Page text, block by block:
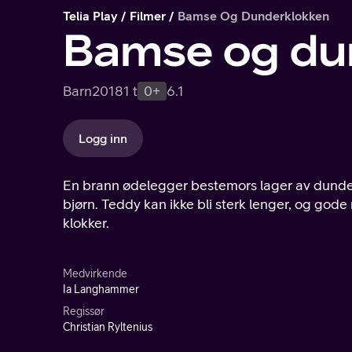
Telia Play Filmer Bamse Og Dunderklokken
Bamse og
Barn20181 t 0+ 6.1
Logg inn
En brann ødelegger bestemors lager av
bjørn. Teddy kan ikke bli sterk lenger, og
klokker.
Medvirkende
Ia Langhammer
Regissør
Christian Ryltenius